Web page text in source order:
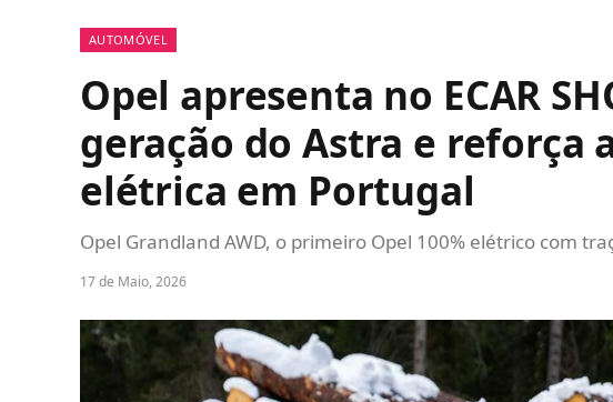
AUTOMÓVEL
Opel apresenta no ECAR
geração do Astra e reforça
elétrica em Portugal
Opel Grandland AWD, o primeiro Opel 100% elétrico com
17 de Maio, 2026